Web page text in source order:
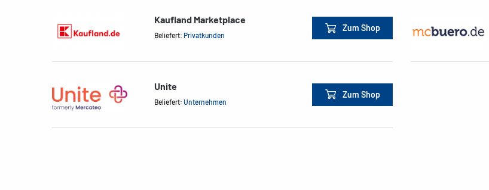
Kaufland Marketplace
Beliefert: Privatkunden
Zum Shop
Unite
Beliefert: Unternehmen
Zum Shop